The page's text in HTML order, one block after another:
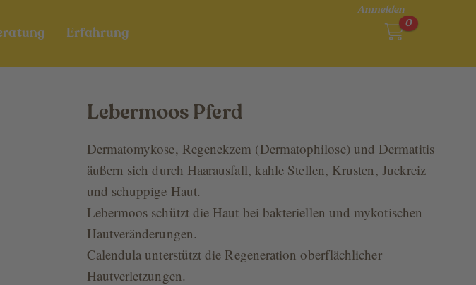
Anmelden
0
Erfahrung
Lebermoos Pferd
Dermatomykose, Regenekzem (Dermatophilose) und Dermatitis
äußern sich durch Haarausfall, kahle Stellen, Krusten, Juckreiz
und schuppige Haut.
Lebermoos schützt die Haut bei bakteriellen und mykotischen
Hautveränderungen.
Calendula unterstützt die Regeneration oberflächlicher
Hautverletzungen.